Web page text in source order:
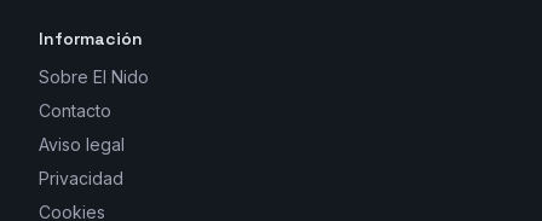
Información
Sobre El Nido
Contacto
Aviso legal
Privacidad
Cookies